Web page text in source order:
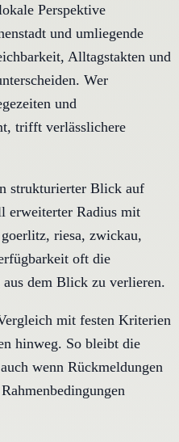
Perspektive
und umliegende
Alltagstakten und
Wer
und
trifft verlässlichere
strukturierter Blick auf
erweiterter Radius mit
riesa, zwickau,
oft die
aus dem Blick zu verlieren.
mit festen Kriterien
hinweg. So bleibt die
wenn Rückmeldungen